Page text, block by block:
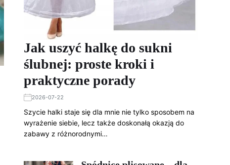
Jak uszyć halkę do sukni
ślubnej: proste kroki i
praktyczne porady
2026-07-22
Szycie halki staje się dla mnie nie tylko sposobem na
wyrażenie siebie, lecz także doskonałą okazją do
zabawy z różnorodnymi…